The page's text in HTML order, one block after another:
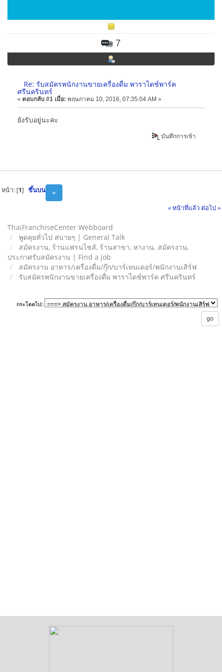
7
Re: รับสมัครพนักงานขายเครื่องดื่ม พาราไดช์พาร์ค
ศรีนครินทร์
« ตอบกลับ #1 เมื่อ: พฤษภาคม 10, 2016, 07:35:04 AM »
ยังรับอยู่นะคะ
บันทึกการเข้า
+
หน้า: [1] ขึ้นบน
« หน้าที่แล้ว ต่อไป »
ThaiFranchiseCenter Webboard
พูดคุยทั่วไป สบายๆ | General Talk
สมัครงาน, ร้านแฟรนไชส์, ร้านสาขา, หางาน, สมัครงาน,
ประกาศรับสมัครงาน | Find a job
สมัครงาน อาหาร/เครื่องดื่ม/กุ๊ก/บาร์เทนเดอร์/พนักงานเสิร์ฟ
รับสมัครพนักงานขายเครื่องดื่ม พาราไดช์พาร์ค ศรีนครินทร์
กระโดดไป: